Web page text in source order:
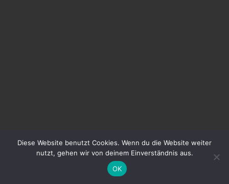
Diese Website benutzt Cookies. Wenn du die Website weiter
nutzt, gehen wir von deinem Einverständnis aus.
OK